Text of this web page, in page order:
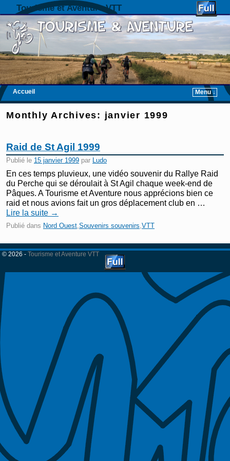
Tourisme et Aventure VTT
Accueil
Menu ↓
Skip to primary content
Aller au contenu secondaire
Monthly Archives: janvier 1999
Raid de St Agil 1999
Publié le 15 janvier 1999 par Ludo
En ces temps pluvieux, une vidéo souvenir du Rallye Raid
du Perche qui se déroulait à St Agil chaque week-end de
Pâques. A Tourisme et Aventure nous apprécions bien ce
raid et nous avions fait un gros déplacement club en …
Lire la suite →
Publié dans Nord Ouest Souvenirs souvenirs VTT
© 2026 - Tourisme et Aventure VTT